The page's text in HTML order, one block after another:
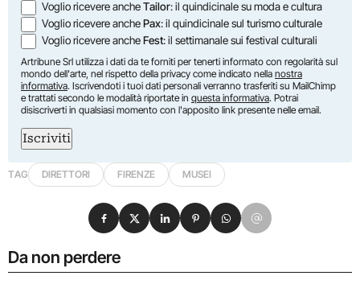
Voglio ricevere ancheTailor: il quindicinale su moda e cultura
Voglio ricevere anchePax: il quindicinale sul turismo culturale
Voglio ricevere ancheFest: il settimanale sui festival culturali
Artribune Srl utilizza i dati da te forniti per tenerti informato con regolarità sul
mondo dell'arte, nel rispetto della privacy come indicato nella nostra
informativa. Iscrivendoti i tuoi dati personali verranno trasferiti su MailChimp
e trattati secondo le modalità riportate in questa informativa. Potrai
disiscriverti in qualsiasi momento con l'apposito link presente nelle email.
Iscriviti
TAG DIRETTORI FIRENZE MUSEI
Da non perdere
Condividi su Facebook
Condividi su X
Condividi su LinkedIn
Condividi su Pinterest
Condividi su WhatsApp
Condividi su Email